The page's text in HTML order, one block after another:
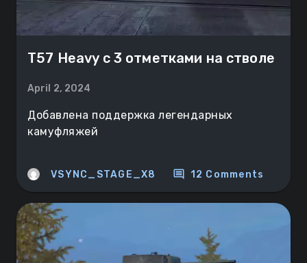
T57 Heavy с 3 отметками на стволе
April 2, 2024
Добавлена поддержка легендарных
камуфляжей
VSYNC_STAGE_X8 comment 12 Comments